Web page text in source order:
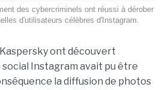
des cybercriminels ont réussi à dérober
d'utilisateurs célèbres d'Instagram.
ont découvert
Instagram avait pu être
la diffusion de photos